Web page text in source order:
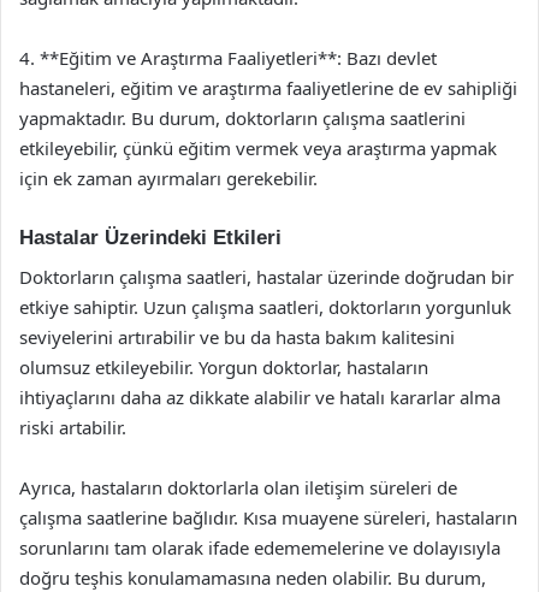
4. **Eğitim ve Araştırma Faaliyetleri**: Bazı devlet
hastaneleri, eğitim ve araştırma faaliyetlerine de ev sahipliği
yapmaktadır. Bu durum, doktorların çalışma saatlerini
etkileyebilir, çünkü eğitim vermek veya araştırma yapmak
için ek zaman ayırmaları gerekebilir.
Hastalar Üzerindeki Etkileri
Doktorların çalışma saatleri, hastalar üzerinde doğrudan bir
etkiye sahiptir. Uzun çalışma saatleri, doktorların yorgunluk
seviyelerini artırabilir ve bu da hasta bakım kalitesini
olumsuz etkileyebilir. Yorgun doktorlar, hastaların
ihtiyaçlarını daha az dikkate alabilir ve hatalı kararlar alma
riski artabilir.
Ayrıca, hastaların doktorlarla olan iletişim süreleri de
çalışma saatlerine bağlıdır. Kısa muayene süreleri, hastaların
sorunlarını tam olarak ifade edememelerine ve dolayısıyla
doğru teşhis konulamamasına neden olabilir. Bu durum,